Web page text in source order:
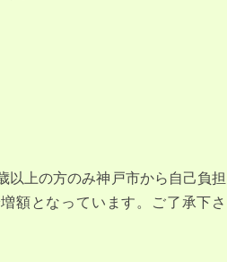
以上の方のみ神戸市から自己負担
額となっています。ご了承下さ